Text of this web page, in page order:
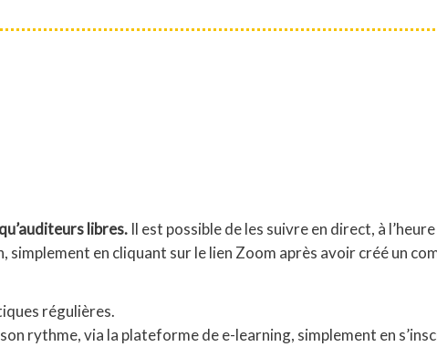
libres.Il est possible de les suivre en direct, à
simplement en cliquant sur le lien Zoom après avoir créé un
régulières.
rythme, via la plateforme de e-learning, simplement en